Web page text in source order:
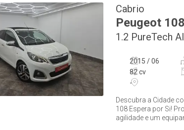
Cabrio
Peugeot 108
1.2 PureTech
2015 / 06
82 cv
-
Descubra a Cidade
108 Espera por Si!
agilidade e um